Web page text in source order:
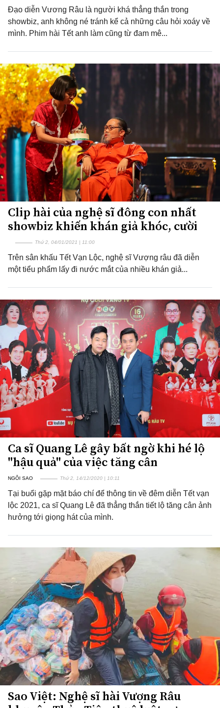
Đạo diễn Vương Râu là người khá thẳng thắn trong
showbiz, anh không né tránh kể cả những câu hỏi xoáy về
mình. Phim hài Tết anh làm cũng từ đam mê...
Clip hài của nghệ sĩ đông con nhất
showbiz khiến khán giả khóc, cười
Thứ 2, 04/01/2021 | 11:00
Trên sân khấu Tết Vạn Lộc, nghệ sĩ Vượng râu đã diễn
một tiểu phẩm lấy đi nước mắt của nhiều khán giả...
Ca sĩ Quang Lê gây bất ngờ khi hé lộ
"hậu quả" của việc tăng cân
NGÔI SAO Thứ 2, 14/12/2020 | 10:11
Tại buổi gặp mặt báo chí để thông tin về đêm diễn Tết vạn
lộc 2021, ca sĩ Quang Lê đã thẳng thắn tiết lộ tăng cân ảnh
hưởng tới giọng hát của mình.
Sao Việt: Nghệ sĩ hài Vượng Râu